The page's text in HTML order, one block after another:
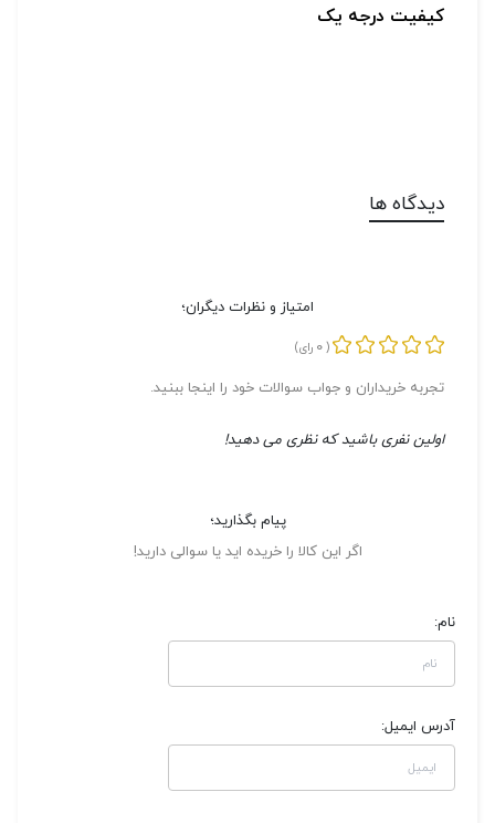
کیفیت درجه یک
دیدگاه ها
امتیاز و نظرات دیگران؛
(
0 رای)
تجربه خریداران و جواب سوالات خود را اینجا ببنید.
اولین نفری باشید که نظری می دهید!
پیام بگذارید؛
اگر این کالا را خریده اید یا سوالی دارید!
نام:
آدرس ایمیل: